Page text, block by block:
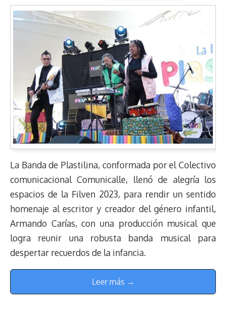
La Banda de Plastilina, conformada por el Colectivo
comunicacional Comunicalle, llenó de alegría los
espacios de la Filven 2023, para rendir un sentido
homenaje al escritor y creador del género infantil,
Armando Carías, con una producción musical que
logra reunir una robusta banda musical para
despertar recuerdos de la infancia.
Leer más →